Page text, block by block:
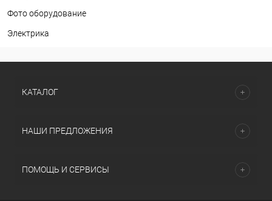
Фото оборудование
Электрика
КАТАЛОГ
НАШИ ПРЕДЛОЖЕНИЯ
ПОМОЩЬ И СЕРВИСЫ